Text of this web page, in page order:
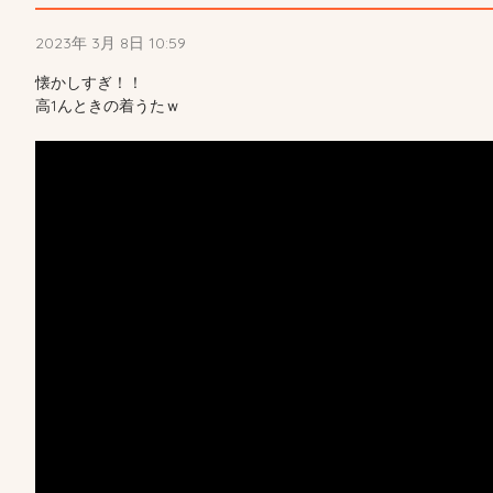
2023年 3月 8日 10:59
懐かしすぎ！！
高1んときの着うたｗ